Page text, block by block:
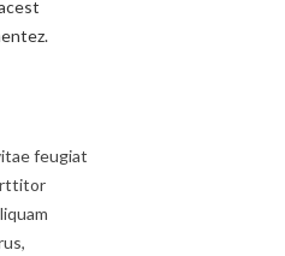
feugiat